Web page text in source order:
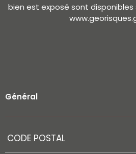
bien est exposé sont disponibles
Général
Caractérisque
CODE POSTAL